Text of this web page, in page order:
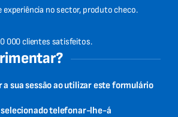
experiência no sector, produto checo.
000 clientes satisfeitos.
a sua sessão ao utilizar este formulário
selecionado telefonar-lhe-á